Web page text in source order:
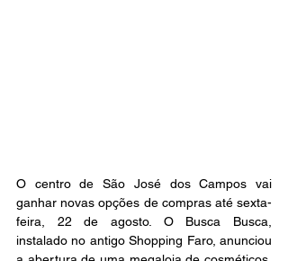
O centro de São José dos Campos vai
ganhar novas opções de compras até sexta-
feira, 22 de agosto. O Busca Busca,
instalado no antigo Shopping Faro, anunciou